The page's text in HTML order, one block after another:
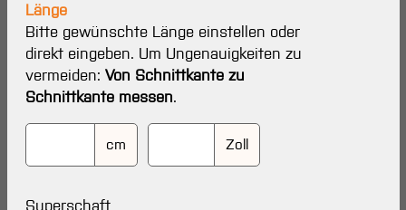
Länge
Bitte gewünschte Länge einstellen oder
direkt eingeben. Um Ungenauigkeiten zu
vermeiden: Von Schnittkante zu
Schnittkante messen.
cm Zoll
Superschaft